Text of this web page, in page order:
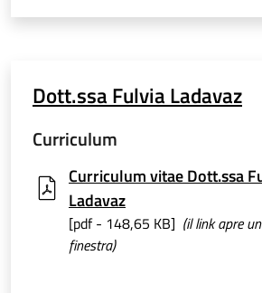
Dott.ssa Fulvia Ladavaz
Curriculum
Curriculum vitae Dott.ssa
Ladavaz
[pdf - 148,65 KB] (il link apre
finestra)